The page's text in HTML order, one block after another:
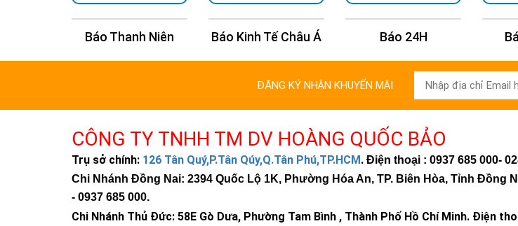
Báo Thanh Niên Báo Kinh Tế Châu Á Báo 24H
ĐĂNG KÝ NHẬN KHUYẾN MÃI
CÔNG TY TNHH TM DV HOÀNG QUỐC BẢO
Trụ sở chính: 126 Tân Quý,P.Tân Qúy,Q.Tân Phú,TP.HCM. Điện thoại : 0937 685 000-
Chi Nhánh Đồng Nai: 2394 Quốc Lộ 1K, Phường Hóa An, TP. Biên Hòa, Tỉnh Đồng
- 0937 685 000.
Chi Nhánh Thủ Đức: 58E Gò Dưa, Phường Tam Bình , Thành Phố Hồ Chí Minh. Điện